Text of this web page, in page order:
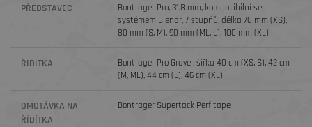
PŘEDSTAVEC
Bontrager Pro, 31,8 mm, kompatibilní se
systémem Blendr, 7 stupňů, délka 70 mm (XS),
80 mm (S, M), 90 mm (ML, L), 100 mm (XL)
ŘÍDÍTKA
Bontrager Pro Gravel, šířka 40 cm (XS, S), 42 cm
(M, ML), 44 cm (L), 46 cm (XL)
OMOTÁVKA NA
ŘÍDÍTKA
Bontrager Supertack Perf tape